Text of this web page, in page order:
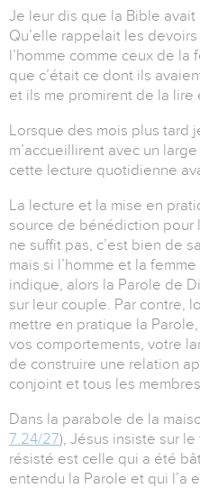
Je leur dis que la Bible avait
Qu’elle rappelait les
l’homme comme ceux de la
que c’était ce dont ils
et ils me promirent de la lire
Lorsque des mois plus tard
m’accueillirent avec un
cette lecture quotidienne
La lecture et la mise en
source de bénédiction pour
ne suffit pas, c’est bien de
mais si l’homme et la
indique, alors la Parole de
sur leur couple. Par contre,
mettre en pratique la
vos comportements, votre
de construire une relation
conjoint et tous les
Dans la parabole de la
7.24/27), Jésus insiste sur
résisté est celle qui a été
entendu la Parole et qui l’a